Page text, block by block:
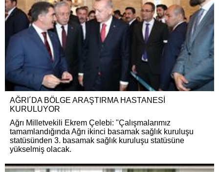
AĞRI´DA BÖLGE ARAŞTIRMA HASTANESİ
KURULUYOR
Ağrı Milletvekili Ekrem Çelebi: "Çalışmalarımız
tamamlandığında Ağrı ikinci basamak sağlık kuruluşu
statüsünden 3. basamak sağlık kuruluşu statüsüne
yükselmiş olacak.